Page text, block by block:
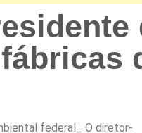
federal_ O diretor-